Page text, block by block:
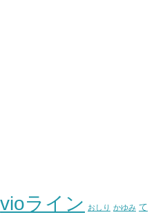
vioライン おしり かゆみ て